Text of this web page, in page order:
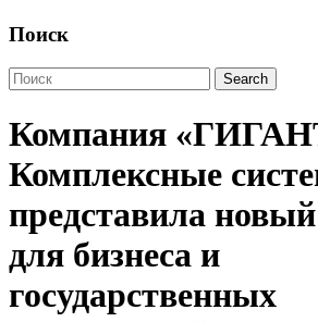
Поиск
Компания
Комплексные
представила
для бизнеса и
государственных